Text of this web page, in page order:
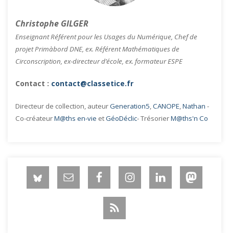
Christophe GILGER
Enseignant Référent pour les Usages du Numérique, Chef de
projet Primàbord DNE, ex. Référent Mathématiques de
Circonscription, ex-directeur d’école, ex. formateur ESPE
Contact : contact@classetice.fr
Directeur de collection, auteurGeneration5,CANOPE,Nathan -
Co-créateurM@ths en-vie etGéoDéclic- TrésorierM@ths'n Co